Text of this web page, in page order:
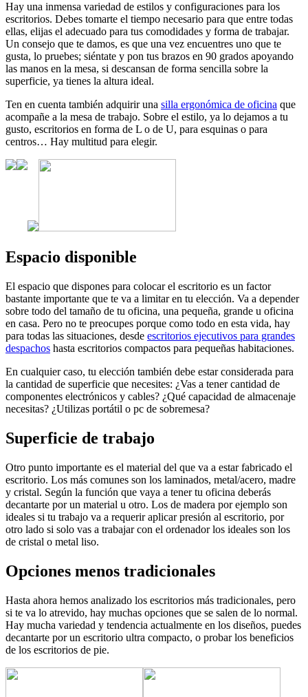
Hay una inmensa variedad de estilos y configuraciones para los
escritorios. Debes tomarte el tiempo necesario para que entre todas
ellas, elijas el adecuado para tus comodidades y forma de trabajar.
Un consejo que te damos, es que una vez encuentres uno que te
gusta, lo pruebes; siéntate y pon tus brazos en 90 grados apoyando
las manos en la mesa, si descansan de forma sencilla sobre la
superficie, ya tienes la altura ideal.
Ten en cuenta también adquirir una silla ergonómica de oficina que
acompañe a la mesa de trabajo. Sobre el estilo, ya lo dejamos a tu
gusto, escritorios en forma de L o de U, para esquinas o para
centros… Hay multitud para elegir.
Espacio disponible
El espacio que dispones para colocar el escritorio es un factor
bastante importante que te va a limitar en tu elección. Va a depender
sobre todo del tamaño de tu oficina, una pequeña, grande u oficina
en casa. Pero no te preocupes porque como todo en esta vida, hay
para todas las situaciones, desde escritorios ejecutivos para grandes
despachos hasta escritorios compactos para pequeñas habitaciones.
En cualquier caso, tu elección también debe estar considerada para
la cantidad de superficie que necesites: ¿Vas a tener cantidad de
componentes electrónicos y cables? ¿Qué capacidad de almacenaje
necesitas? ¿Utilizas portátil o pc de sobremesa?
Superficie de trabajo
Otro punto importante es el material del que va a estar fabricado el
escritorio. Los más comunes son los laminados, metal/acero, madre
y cristal. Según la función que vaya a tener tu oficina deberás
decantarte por un material u otro. Los de madera por ejemplo son
ideales si tu trabajo va a requerir aplicar presión al escritorio, por
otro lado si solo vas a trabajar con el ordenador los ideales son los
de cristal o metal liso.
Opciones menos tradicionales
Hasta ahora hemos analizado los escritorios más tradicionales, pero
si te va lo atrevido, hay muchas opciones que se salen de lo normal.
Hay mucha variedad y tendencia actualmente en los diseños, puedes
decantarte por un escritorio ultra compacto, o probar los beneficios
de los escritorios de pie.